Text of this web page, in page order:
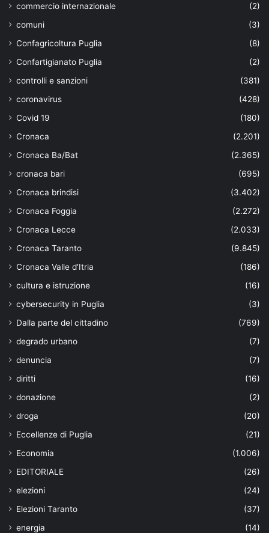
commercio internazionale
(2)
comuni
(3)
Confagricoltura Puglia
(8)
Confartigianato Puglia
(2)
controlli e sanzioni
(381)
coronavirus
(428)
Covid 19
(180)
Cronaca
(2.201)
Cronaca Ba/Bat
(2.365)
cronaca bari
(695)
Cronaca brindisi
(3.402)
Cronaca Foggia
(2.272)
Cronaca Lecce
(2.033)
Cronaca Taranto
(9.845)
Cronaca Valle d'Itria
(186)
cultura e istruzione
(16)
cybersecurity in Puglia
(3)
Dalla parte del cittadino
(769)
degrado urbano
(7)
denuncia
(7)
diritti
(16)
donazione
(2)
droga
(20)
Eccellenze di Puglia
(21)
Economia
(1.006)
EDITORIALE
(26)
elezioni
(24)
Elezioni Taranto
(37)
energia
(14)